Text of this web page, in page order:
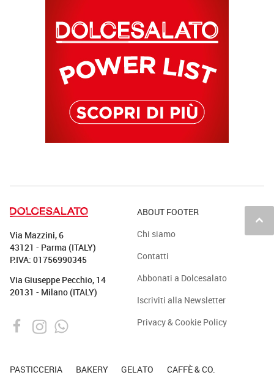
keyboard_arrow_up
Via Mazzini, 6
43121 - Parma (ITALY)
P.IVA: 01756990345
Via Giuseppe Pecchio, 14
20131 - Milano (ITALY)
ABOUT FOOTER
Chi siamo
Contatti
Abbonati a Dolcesalato
Iscriviti alla Newsletter
Privacy & Cookie Policy
PASTICCERIA BAKERY GELATO CAFFÈ & CO.